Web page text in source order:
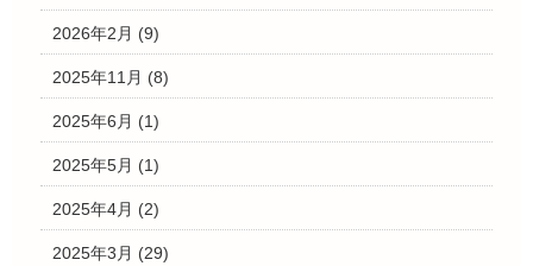
2026年2月 (9)
2025年11月 (8)
2025年6月 (1)
2025年5月 (1)
2025年4月 (2)
2025年3月 (29)